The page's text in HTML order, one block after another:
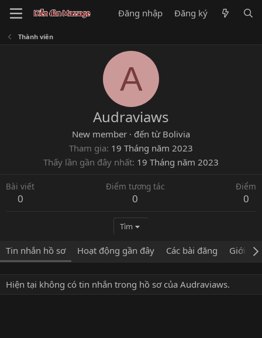
Đăng nhập Đăng ký
Thành viên
A
Audraviaws
New member · đến từ Bolivia
Tham gia 19 Tháng năm 2023
Thấy lần gần đây nhất 19 Tháng năm 2023
Bài viết
0
Điểm tương tác
0
Điểm
0
Tìm
Tin nhắn hồ sơ Hoạt động gần đây Các bài đăng Giới
Hiện tại không có tin nhắn trong hồ sơ của Audraviaws.